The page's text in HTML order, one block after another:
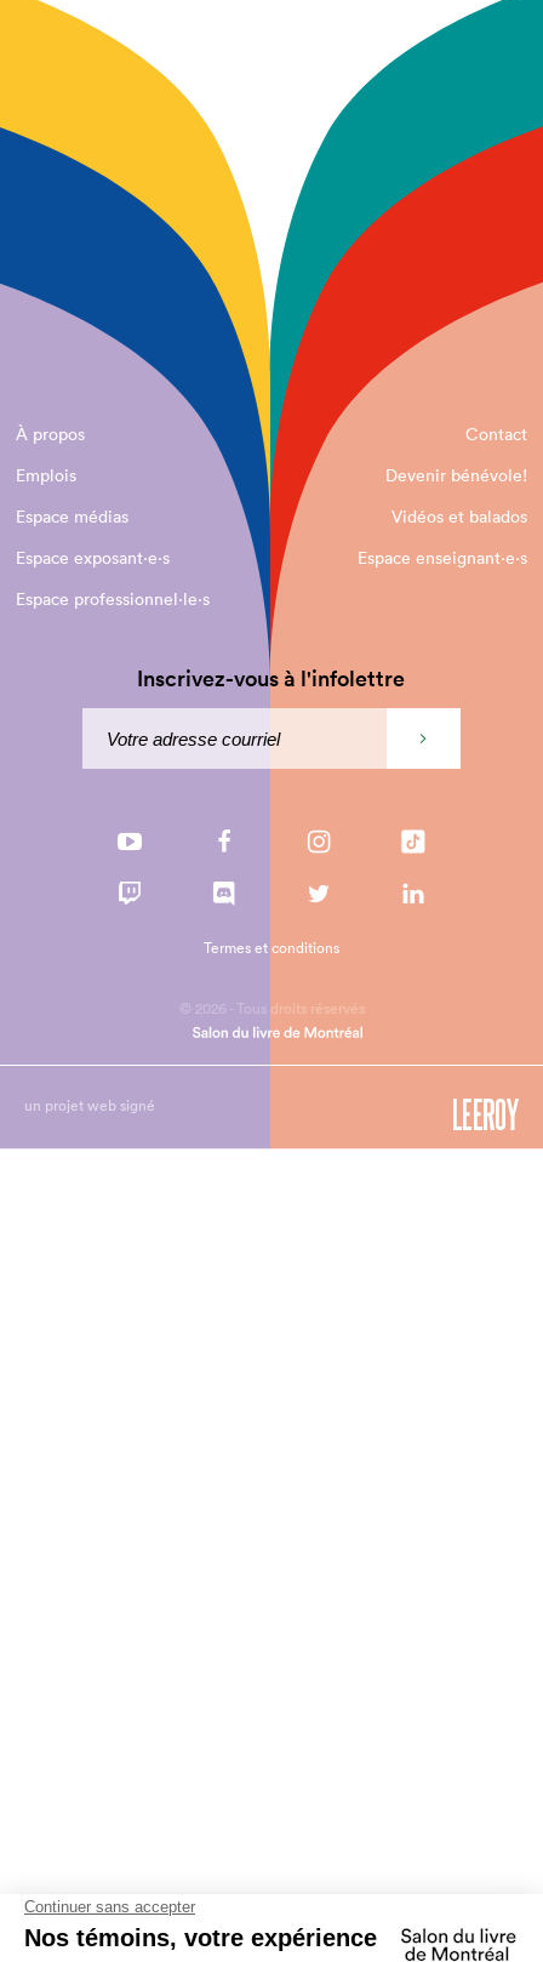
À propos
Contact
Emplois
Devenir bénévole!
Espace médias
Vidéos et balados
Espace exposant·e⋅s
Espace enseignant·e⋅s
Espace professionnel·le⋅s
Inscrivez-vous à l'infolettre
© 2026 - Tous droits réservés
Termes et conditions
un projet web signé